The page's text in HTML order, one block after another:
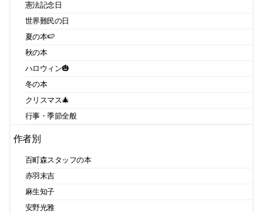
憲法記念日
世界難民の日
夏の本🍉
秋の本
ハロウィン🎃
冬の本
クリスマス🎄
行事・季節全般
作者別
百町森スタッフの本
赤羽末吉
麻生知子
安野光雅